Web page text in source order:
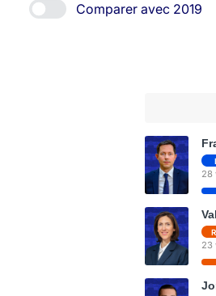
Comparer avec 2019
28
23